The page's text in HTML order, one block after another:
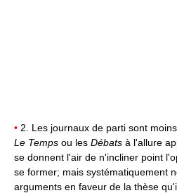
• 2. Les journaux de parti sont
Le Temps ou les Débats à l'allure
se donnent l'air de n'incliner point
se former; mais systématiquement
arguments en faveur de la thèse